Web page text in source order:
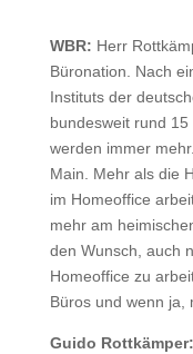
WBR: Herr
Büronation. Nach
Instituts der
bundesweit rund
werden immer
Main. Mehr als die
im Homeoffice
mehr am
den Wunsch, auch
Homeoffice zu
Büros und wenn ja,
Guido Rottkämper: